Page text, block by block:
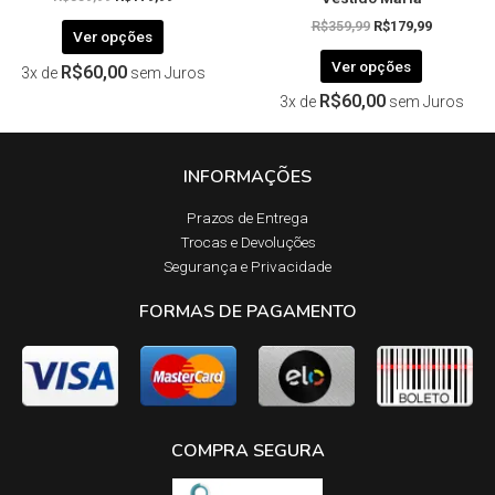
Ver opções
3x de R$60,00 sem Juros
R$359,99 R$179,99
Ver opções
3x de R$60,00 sem Juros
INFORMAÇÕES
Prazos de Entrega​
Trocas e Devoluções​
Segurança e Privacidade
FORMAS DE PAGAMENTO
COMPRA SEGURA